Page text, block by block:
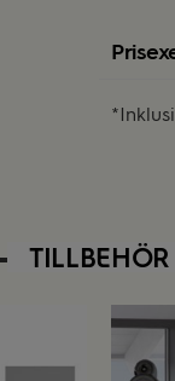
TILLBEHÖR